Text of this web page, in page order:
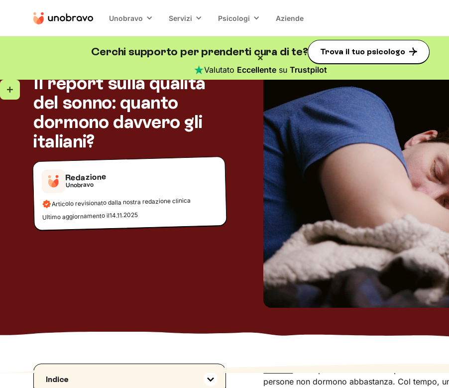
Unobravo Servizi Psicologi Aziende
Cerchi supporto per prenderti cura di te? Trova il tuo psicologo
Valutato Eccellentesu Trustpilot
Il report sulla qualità
del sonno: quanto
dormono davvero gli
italiani?
Redazione
Unobravo
Articolo revisionato dalla nostra redazione clinica
Ultimo aggiornamento il14.11.2025
Indice
persone non dormono abbastanza. Col tempo,